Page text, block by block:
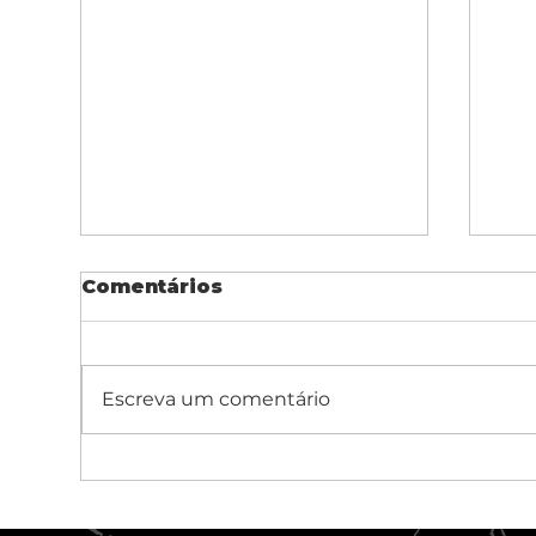
O Novo Olhar da
Comentários
Escreva um comentário